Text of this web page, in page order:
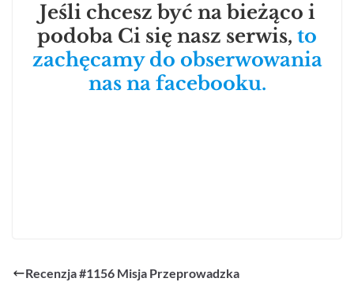
Jeśli chcesz być na bieżąco i
podoba Ci się nasz serwis, to
zachęcamy do obserwowania
nas na facebooku.
Recenzja #1156 Misja Przeprowadzka